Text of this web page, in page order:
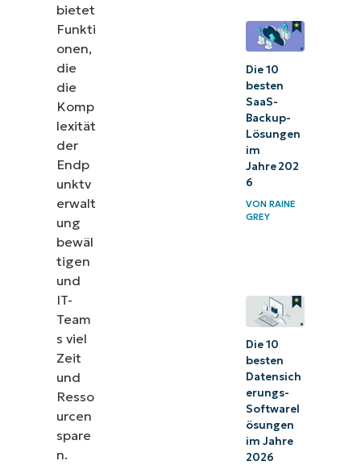
bietet
Funkti
onen,
die
die
Komp
lexität
der
Endp
unktv
erwalt
ung
bewäl
tigen
und
IT-
Team
s viel
Zeit
und
Resso
urcen
spare
n.
Die 10
besten
SaaS-
Backup-
Lösungen
im
Jahre 202
6
VONRAINE
GREY
Die 10
besten
Datensich
erungs-
Softwarel
ösungen
im Jahre
2026